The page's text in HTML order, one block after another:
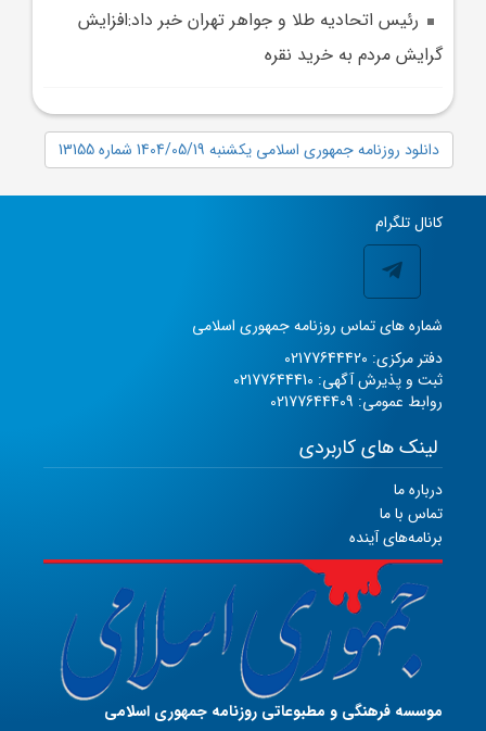
رئيس اتحاديه طلا و جواهر تهران خبر داد:افزايش
گرايش مردم به خريد نقره
دانلود روزنامه جمهوری اسلامی یکشنبه 1404/05/19 شماره 13155
کانال تلگرام
شماره های تماس روزنامه جمهوری اسلامی
دفتر مرکزی: 02177644420
ثبت و پذیرش آگهی: 02177644410
روابط عمومی: 02177644409
لینک های کاربردی
درباره ما
تماس با ما
برنامه‌های آینده
موسسه فرهنگی و مطبوعاتی روزنامه جمهوری اسلامی